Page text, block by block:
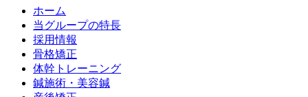
ホーム
当グループの特長
採用情報
骨格矯正
体幹トレーニング
鍼施術・美容鍼